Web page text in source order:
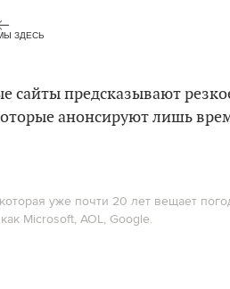
ЗДЕСЬ
сайты предсказывают
анонсируют лишь
уже почти 20 лет вещает
Microsoft, AOL, Google.